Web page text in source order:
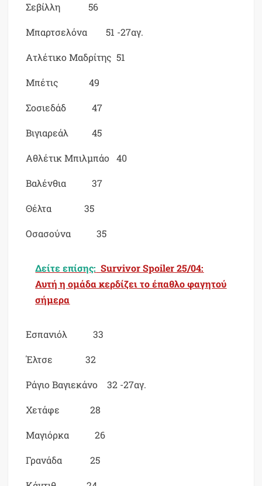
Σεβίλλη 56
Μπαρτσελόνα 51 -27αγ.
Ατλέτικο Μαδρίτης 51
Μπέτις 49
Σοσιεδάδ 47
Βιγιαρεάλ 45
Αθλέτικ Μπιλμπάο 40
Βαλένθια 37
Θέλτα 35
Οσασούνα 35
Δείτε επίσης: Survivor Spoiler 25/04:
Αυτή η ομάδα κερδίζει το έπαθλο φαγητού
σήμερα
Εσπανιόλ 33
Έλτσε 32
Ράγιο Βαγιεκάνο 32 -27αγ.
Χετάφε 28
Μαγιόρκα 26
Γρανάδα 25